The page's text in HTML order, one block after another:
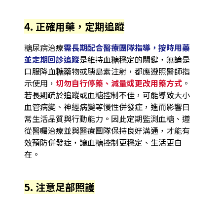
4. 正確用藥，定期追蹤
糖尿病治療需長期配合醫療團隊指導，按時用藥
並定期回診追蹤是維持血糖穩定的關鍵，無論是
口服降血糖藥物或胰島素注射，都應遵照醫師指
示使用， 切勿自行停藥、減量或更改用藥方式。
若長期疏於追蹤或血糖控制不佳，可能導致大小
血管病變、神經病變等慢性併發症，進而影響日
常生活品質與行動能力。因此定期監測血糖、遵
從醫囑治療並與醫療團隊保持良好溝通，才能有
效預防併發症，讓血糖控制更穩定、生活更自
在。
5. 注意足部照護